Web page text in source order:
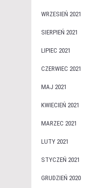
WRZESIEŃ 2021
SIERPIEŃ 2021
LIPIEC 2021
CZERWIEC 2021
MAJ 2021
KWIECIEŃ 2021
MARZEC 2021
LUTY 2021
STYCZEŃ 2021
GRUDZIEŃ 2020